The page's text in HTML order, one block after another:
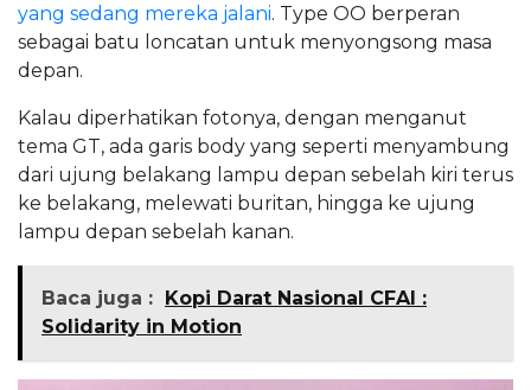
yang sedang mereka jalani. Type OO berperan
sebagai batu loncatan untuk menyongsong masa
depan.
Kalau diperhatikan fotonya, dengan menganut
tema GT, ada garis body yang seperti menyambung
dari ujung belakang lampu depan sebelah kiri terus
ke belakang, melewati buritan, hingga ke ujung
lampu depan sebelah kanan.
Baca juga : Kopi Darat Nasional CFAI :
Solidarity in Motion